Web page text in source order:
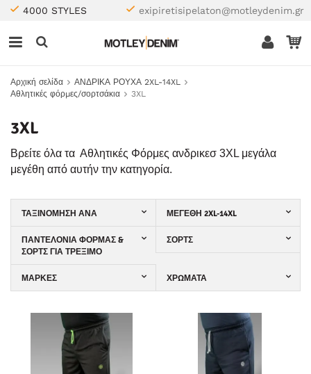
4000 STYLES exipiretisipelaton@motleydenim.gr
Αρχική σελίδα
ΑΝΔΡΙΚΑ ΡΟΥΧΑ 2XL-14XL
Αθλητικές φόρμες/σορτσάκια
3XL
3XL
Βρείτε όλα τα Αθλητικές Φόρμες ανδρικεσ 3XL μεγάλα
μεγέθη από αυτήν την κατηγορία.
ΤΑΞΙΝΌΜΗΣΗ ΑΝΆ ΜΕΓΈΘΗ 2XL-14XL
ΠΑΝΤΕΛΌΝΙΑ ΦΌΡΜΑΣ &
ΣΟΡΤΣ ΓΙΑ ΤΡΈΞΙΜΟ
ΣΟΡΤΣ
ΜΆΡΚΕΣ ΧΡΏΜΑΤΑ